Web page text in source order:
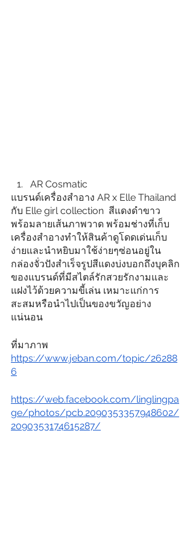
AR Cosmatic
แบรนด์เครื่องสำอาง AR x Elle Thailand
กับ Elle girl collection  สีแดงดำขาว
พร้อมลายเส้นภาพวาด พร้อมช่างที่เก็บ
เครื่องสำอางทำให้สินค้าดูโดดเด่นเก็บ
ง่ายและนำหยิบมาใช้ง่ายๆซ่อนอยู่ใน
กล่องจั่วปังสำเร็จรูปสีแดงบ่งบอกถึงบุคลิก
ของแบรนด์ที่มีสไตล์รักสวยรักงามและ
แฝงไว้ด้วยความขี้เล่น เหมาะแก่การ
สะสมหรือนำไปเป็นของขวัญอย่าง
แน่นอน
ที่มาภาพ
https://www.jeban.com/topic/26288
6
https://web.facebook.com/linglingpa
ge/photos/pcb.2090353357948602/
2090353174615287/